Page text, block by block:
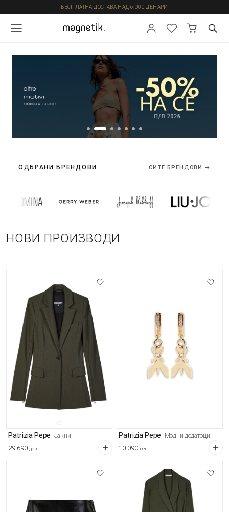
БЕСПЛАТНА ДОСТАВА НАД 6.000 ДЕНАРИ
ОДБРАНИ БРЕНДОВИ СИТЕ БРЕНДОВИ →
НОВИ ПРОИЗВОДИ
Patrizia Pepe Јакни
29.690 ден
Patrizia Pepe Модни додатоци
10.090 ден